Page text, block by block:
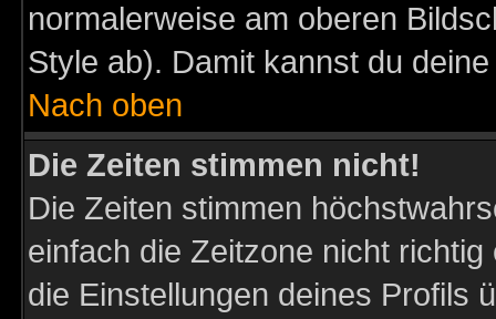
normalerweise am oberen
Style ab). Damit kannst du
Nach oben
Die Zeiten stimmen nicht!
Die Zeiten stimmen
einfach die Zeitzone nicht
die Einstellungen deines Profils